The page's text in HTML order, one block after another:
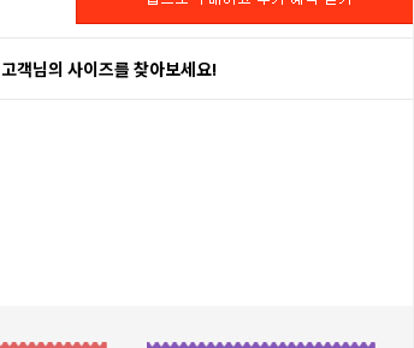
고객님의 사이즈를 찾아보세요!